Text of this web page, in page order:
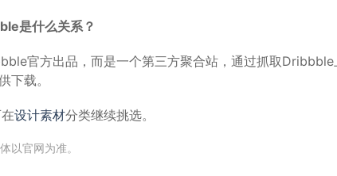
是什么关系？
官方出品，而是一个第三方聚合站，通过抓取Dribbble
下载。
设计素材分类继续挑选。
以官网为准。